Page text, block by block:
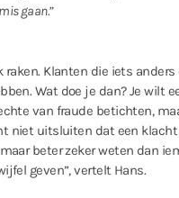
gaan.”
raken. Klanten die iets
Wat doe je dan? Je wilt
van fraude betichten,
niet uitsluiten dat een
beter zeker weten dan
geven”, vertelt Hans.